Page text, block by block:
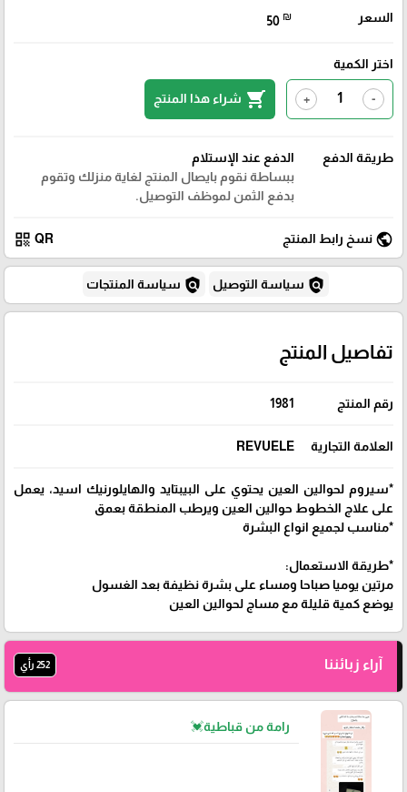
السعر 50 ₪
اختر الكمية
-
+
shopping_cart شراء هذا المنتج
طريقة الدفع
الدفع عند الإستلام
ببساطة نقوم بايصال المنتج لغاية منزلك وتقوم
بدفع الثمن لموظف التوصيل.
public نسخ رابط المنتج QR
qr_code
policy سياسة التوصيل policy سياسة المنتجات
تفاصيل المنتج
رقم المنتج 1981
العلامة التجارية REVUELE
*سيروم لحوالين العين يحتوي على البيبتايد والهايلورنيك اسيد، يعمل
على علاج الخطوط حوالين العين ويرطب المنطقة بعمق
*مناسب لجميع انواع البشرة
*طريقة الاستعمال:
مرتين يوميا صباحا ومساء على بشرة نظيفة بعد الغسول
يوضع كمية قليلة مع مساج لحوالين العين
آراء زبائننا 252 رأي
رامة من قباطية💓